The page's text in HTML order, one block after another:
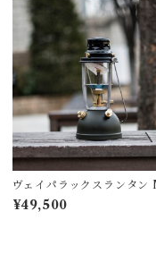
ヴェイパラックスランタン
0 アーミーグリーン
¥49,500